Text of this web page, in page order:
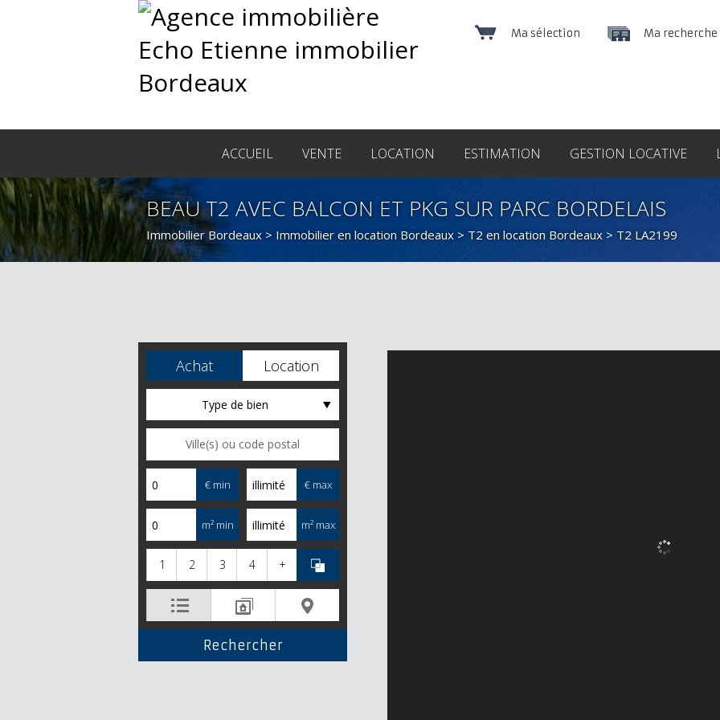
Ma recherche
Ma sélection
ACCUEIL VENTE LOCATION ESTIMATION GESTION LOCATIVE
BEAU T2 AVEC BALCON ET PKG SUR PARC BORDELAIS
Immobilier Bordeaux > Immobilier en location Bordeaux > T2 en location Bordeaux > T2 LA2199
Achat Location
Type de bien
€ min € max
m² min m² max
1 2 3 4 +